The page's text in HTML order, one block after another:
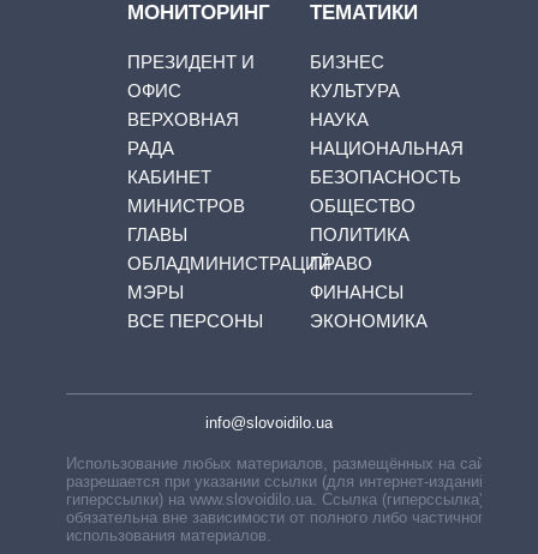
МОНИТОРИНГ
ПРЕЗИДЕНТ И
ОФИС
ВЕРХОВНАЯ
РАДА
КАБИНЕТ
МИНИСТРОВ
ГЛАВЫ
ОБЛАДМИНИСТРАЦИЙ
МЭРЫ
ВСЕ ПЕРСОНЫ
ТЕМАТИКИ
БИЗНЕС
КУЛЬТУРА
НАУКА
НАЦИОНАЛЬНАЯ
БЕЗОПАСНОСТЬ
ОБЩЕСТВО
ПОЛИТИКА
ПРАВО
ФИНАНСЫ
ЭКОНОМИКА
info@slovoidilo.ua
Использование любых материалов, размещённых на сайте,
разрешается при указании ссылки (для интернет-изданий —
гиперссылки) на www.slovoidilo.ua. Ссылка (гиперссылка)
обязательна вне зависимости от полного либо частичного
использования материалов.